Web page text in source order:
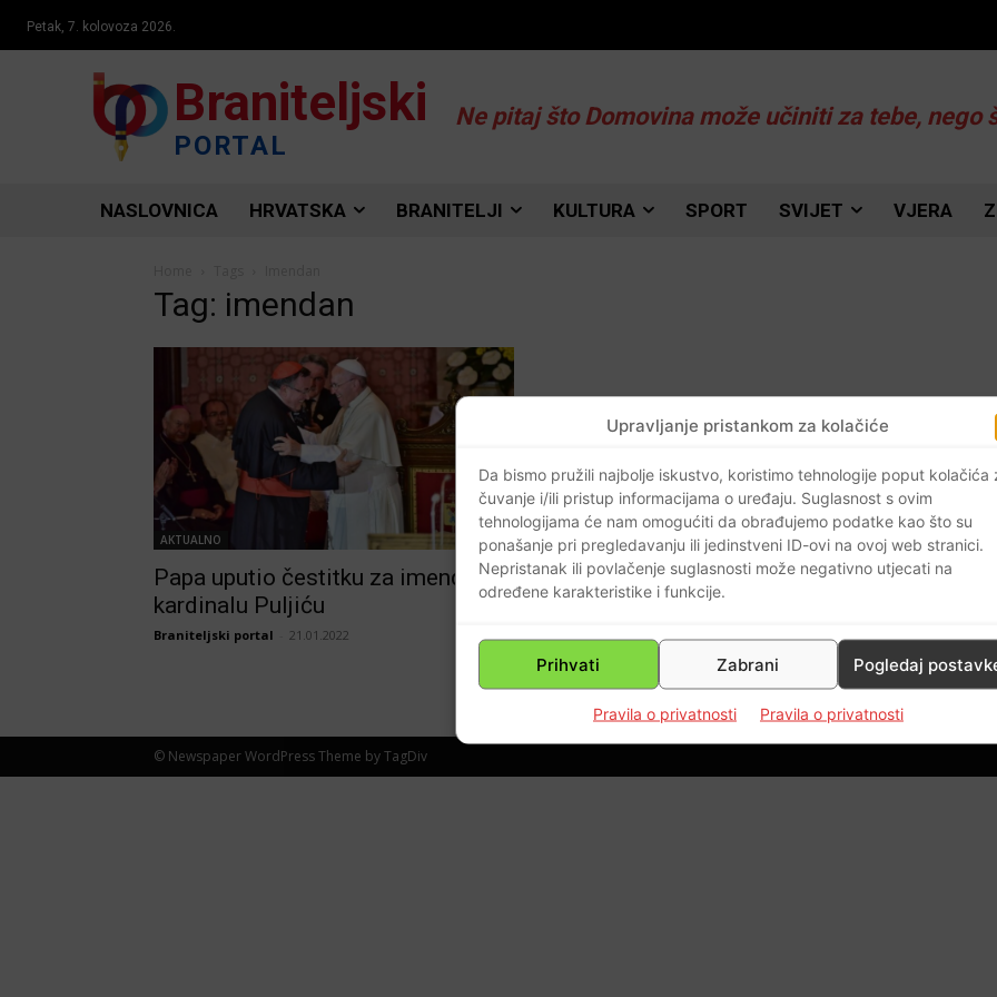
Upravljanje pristankom za kolačiće
Da bismo pružili najbolje iskustvo, koristimo tehnologije poput kolačića
čuvanje i/ili pristup informacijama o uređaju. Suglasnost s ovim
tehnologijama će nam omogućiti da obrađujemo podatke kao što su
ponašanje pri pregledavanju ili jedinstveni ID-ovi na ovoj web stranici.
Nepristanak ili povlačenje suglasnosti može negativno utjecati na
određene karakteristike i funkcije.
Prihvati Zabrani Pogledaj
Pravila o privatnosti Pravila o privatnosti
Petak, 7. kolovoza 2026.
Braniteljski
PORTAL
Ne pitaj što Domovina može učiniti za tebe, nego
NASLOVNICA HRVATSKA BRANITELJI KULTURA SPORT SVIJET VJERA
Tag: imendan
AKTUALNO
Papa uputio čestitku za imendan
kardinalu Puljiću
Braniteljski portal 21.01.2022 0
© Newspaper WordPress Theme by TagDiv